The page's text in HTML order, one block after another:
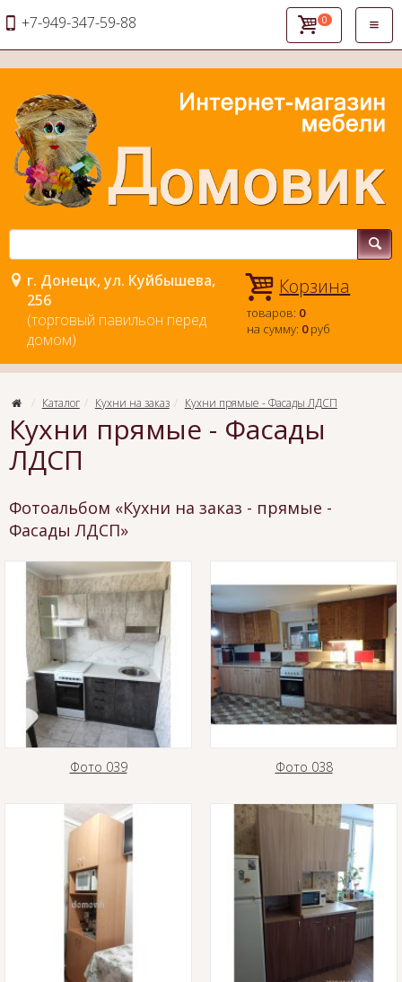
+7-949-347-59-88 0
г. Донецк, ул. Куйбышева,
256
(торговый павильон перед
домом)
Корзина
товаров: 0
на сумму: 0руб
Каталог Кухни на заказ Кухни прямые - Фасады ЛДСП
Кухни прямые - Фасады
ЛДСП
Фотоальбом «Кухни на заказ - прямые -
Фасады ЛДСП»
Фото 039 Фото 038